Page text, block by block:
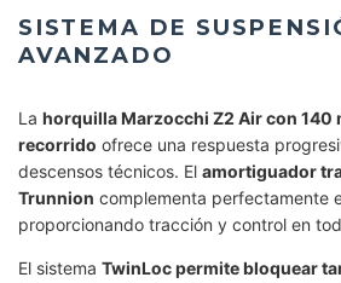
SISTEMA DE
AVANZADO
La horquilla Marzocchi Z2 Air con 140
recorrido ofrece una respuesta
descensos técnicos. El amortiguador
Trunnion complementa perfectamente
proporcionando tracción y control en
El sistema TwinLoc permite bloquear